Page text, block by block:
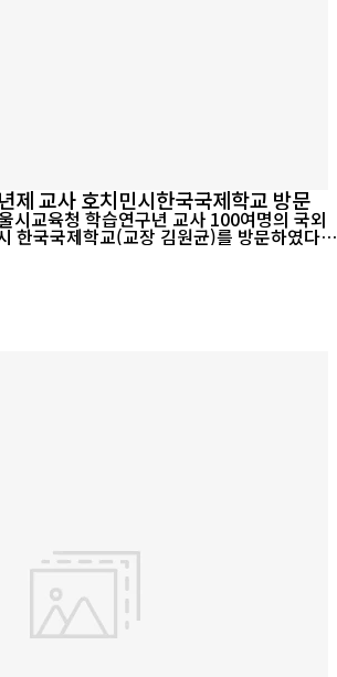
제 교사 호치민시한국국제학교 방문
교육청 학습연구년 교사 100여명의 국외
한국국제학교(교장 김원균)를 방문하였다
(목), 서울시교육청 학습연구년 교사 100여
호치민시 한국국제학교(교장 김원균)를 방
동에 대한 내용을 청